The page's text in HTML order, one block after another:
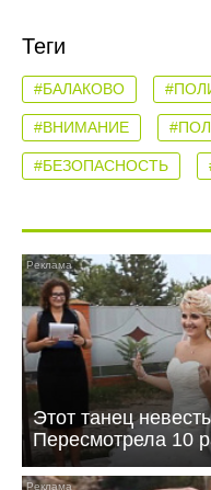
Теги
#БАЛАКОВО
#ВНИМАНИЕ
#БЕЗОПАСНОСТЬ
Этот танец
Пересмотрела 10